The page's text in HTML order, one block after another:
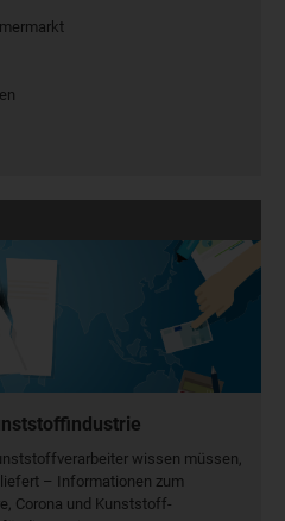
wissen müssen,
– Informationen zum
Corona und Kunststoff-